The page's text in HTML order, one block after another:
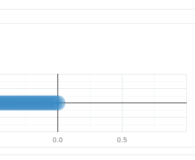
0.0 0.5